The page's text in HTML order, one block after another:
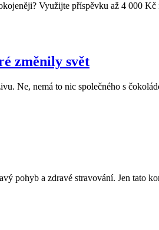
Využijte příspěvku až 4 000
změnily svět
Ne, nemá to nic společného s
pohyb a zdravé stravování. Jen tato